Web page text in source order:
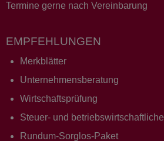
Termine gerne nach Vereinbarung
EMPFEHLUNGEN
Merkblätter
Unternehmensberatung
Wirtschaftsprüfung
Steuer- und
Rundum-Sorglos-Paket